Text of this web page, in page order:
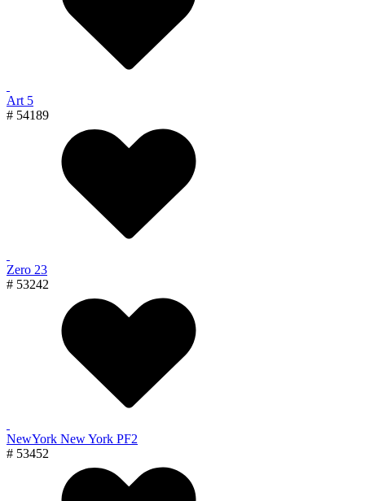
Art 5
# 54189
Zero 23
# 53242
NewYork New York PF2
# 53452